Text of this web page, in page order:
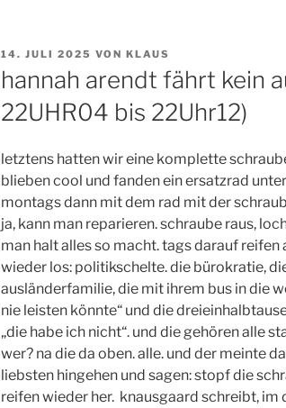
VERÖFFENTLICHT
AM
14. JULI 2025 VON KLAUS
hannah arendt fährt kein
22UHR04 bis 22Uhr12)
letztens hatten wir eine komplette
blieben cool und fanden ein ersatzrad
montags dann mit dem rad mit der
ja, kann man reparieren. schraube raus,
man halt alles so macht. tags darauf reifen
wieder los: politikschelte. die bürokratie,
ausländerfamilie, die mit ihrem bus in die
nie leisten könnte“ und die
„die habe ich nicht“. und die gehören alle
wer? na die da oben. alle. und der meinte
liebsten hingehen und sagen: stopf die
reifen wieder her. knausgaard schreibt, im